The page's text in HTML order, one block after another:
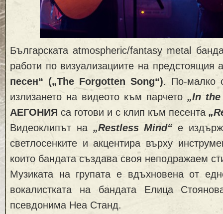
Българската atmospheric/fantasy metal
работи по визуализациите на предстоящия
песен“ („The Forgotten Song“). По-малко
излизането на видеото към парчето „In
АЕГОНИЯ са готови и с клип към песента
Видеоклипът на „Restless Mind“ е
светлосенките и акцентира върху
които бандата създава своя неподражаем
Музиката на групата е вдъхновена от
вокалистката на бандата Елица
псевдонима Неа Станд.